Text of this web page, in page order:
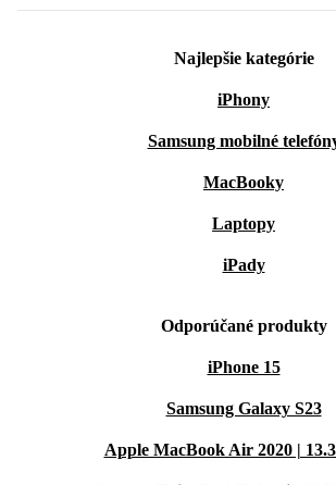
Najlepšie kategórie
iPhony
Samsung mobilné
MacBooky
Laptopy
iPady
Odporúčané produkty
iPhone 15
Samsung Galaxy S23
Apple MacBook Air 2020 |